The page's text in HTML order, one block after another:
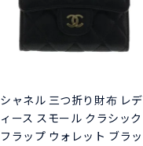
シャネル 三つ折り財布 レデ
ィース スモール クラシック
フラップ ウォレット ブラッ